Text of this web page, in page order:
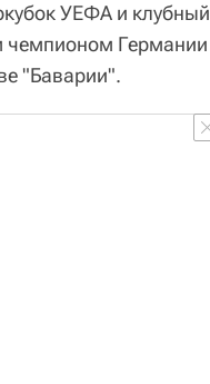
УЕФА и клубный
чемпионом Германии
"Баварии".